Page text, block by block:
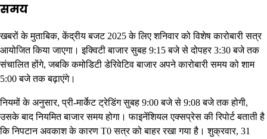
समय
खबरों के मुताबिक, केंद्रीय बजट 2025 के लिए शनिवार को विशेष कारोबारी सत्र
आयोजित किया जाएगा। इक्विटी बाजार सुबह 9:15 बजे से दोपहर 3:30 बजे तक
संचालित होंगे, जबकि कमोडिटी डेरिवेटिव बाजार अपने कारोबारी समय को शाम
5:00 बजे तक बढ़ाएंगे।
नियमों के अनुसार, प्री-मार्केट ट्रेडिंग सुबह 9:00 बजे से 9:08 बजे तक होगी,
उसके बाद नियमित बाजार समय होगा। फाइनेंशियल एक्सप्रेस की रिपोर्ट बताती है
कि निपटान अवकाश के कारण T0 सत्र को बाहर रखा गया है। शुक्रवार, 31